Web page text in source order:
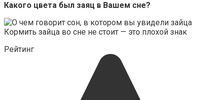
Какого цвета был заяц в Вашем сне?
Кормить зайца во сне не стоит — это плохой знак
Рейтинг